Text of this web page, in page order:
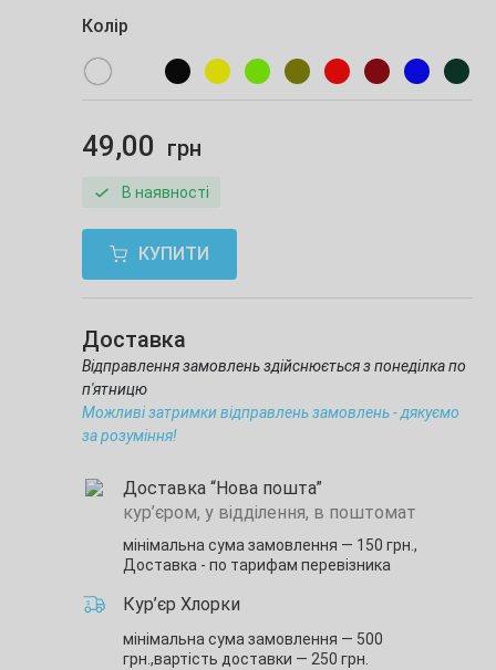
Колір
49,00 грн
В наявності
КУПИТИ
Доставка
Відправлення замовлень здійснюється з понеділка по
п'ятницю
Можливі затримки відправлень замовлень - дякуємо
за розуміння!
Доставка “Нова пошта”
кур’єром, у відділення, в поштомат
мінімальна сума замовлення — 150 грн.,
Доставка - по тарифам перевізника
Кур’єр Хлорки
мінімальна сума замовлення — 500
грн.,вартість доставки — 250 грн.